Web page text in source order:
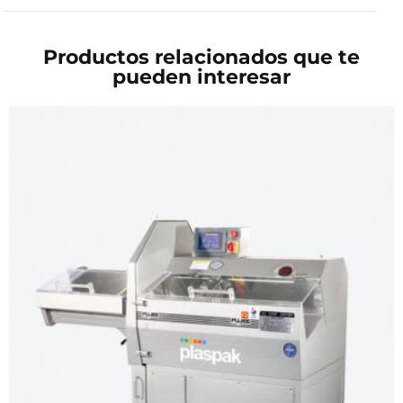
Productos relacionados que te
pueden interesar